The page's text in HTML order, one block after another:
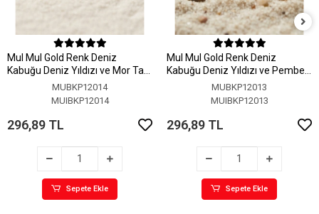
MuI MuI Gold Renk Deniz
Kabuğu Deniz Yıldızı ve Mor Taş
Detaylı KüpeMUBKP12014
MUIBKP12014
296,89 TL
Sepete Ekle
MuI MuI Gold Renk Deniz
Kabuğu Deniz Yıldızı ve Pembe
Taş Detaylı Küpe
MUBKP12013
MUIBKP12013
296,89 TL
Sepete Ekle